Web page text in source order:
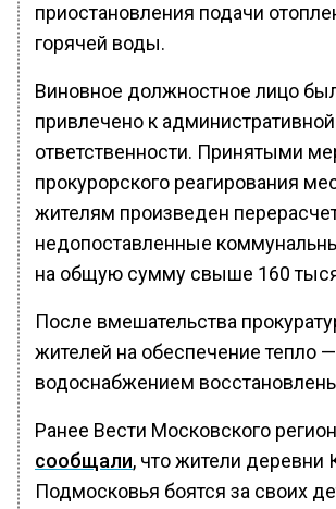
приостановления подачи
горячей воды.
Виновное должностное лицо
привлечено к административной
ответственности. Принятыми
прокурорского реагирования
жителям произведен
недопоставленные
на общую сумму свыше 160
После вмешательства
жителей на обеспечение тепло
водоснабжением
Ранее Вести Московского
сообщали, что жители деревни
Подмосковья боятся за своих